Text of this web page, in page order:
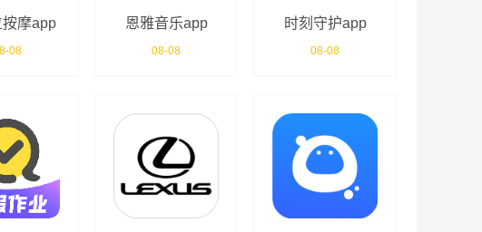
摩app
08
恩雅音乐app
08-08
时刻守护app
08-08